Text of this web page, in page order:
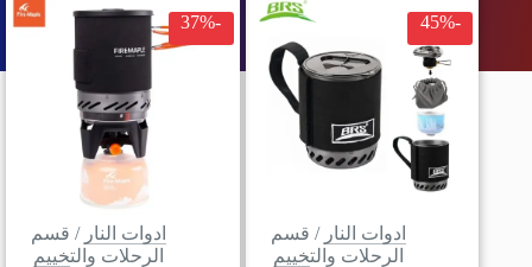
-45%
ادوات النار / قسم
الرحلات والتخييم
-37%
ادوات النار / قسم
الرحلات والتخييم